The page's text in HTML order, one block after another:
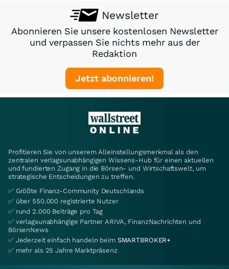
Newsletter
Abonnieren Sie unsere kostenlosen Newsletter
und verpassen Sie nichts mehr aus der
Redaktion
Jetzt abonnieren!
Profitieren Sie von unserem Alleinstellungsmerkmal als den
zentralen verlagsunabhängigen Wissens-Hub für einen aktuellen
und fundierten Zugang in die Börsen- und Wirtschaftswelt, um
strategische Entscheidungen zu treffen.
✅ Größte Finanz-Community Deutschlands
✅ über 550.000 registrierte Nutzer
✅ rund 2.000 Beiträge pro Tag
✅ verlagsunabhängige Partner ARIVA, FinanzNachrichten und
BörsenNews
✅ Jederzeit einfach handeln beim SMARTBROKER+
✅ mehr als 25 Jahre Marktpräsenz